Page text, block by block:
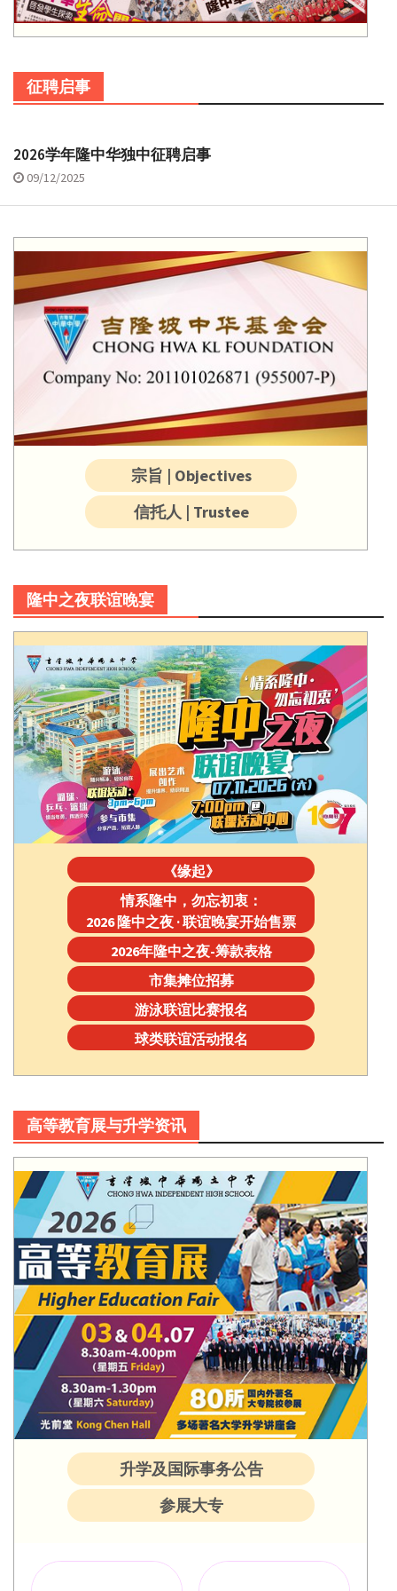
征聘启事
2026学年隆中华独中征聘启事
09/12/2025
宗旨 | Objectives
信托人 | Trustee
隆中之夜联谊晚宴
《缘起》
情系隆中，勿忘初衷：
2026 隆中之夜 · 联谊晚宴开始售票
2026年隆中之夜-筹款表格
市集摊位招募
游泳联谊比赛报名
球类联谊活动报名
高等教育展与升学资讯
升学及国际事务公告
参展大专